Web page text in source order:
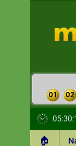
01
02
🏠